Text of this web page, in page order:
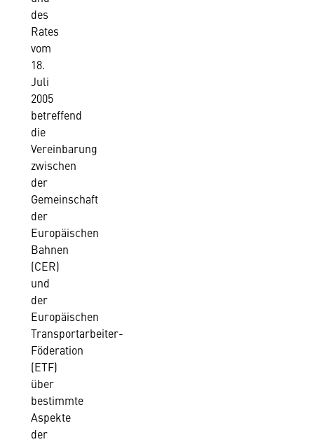
des
Rates
vom
18.
Juli
2005
betreffend
die
Vereinbarung
zwischen
der
Gemeinschaft
der
Europäischen
Bahnen
(CER)
und
der
Europäischen
Transportarbeiter-
Föderation
(ETF)
über
bestimmte
Aspekte
der